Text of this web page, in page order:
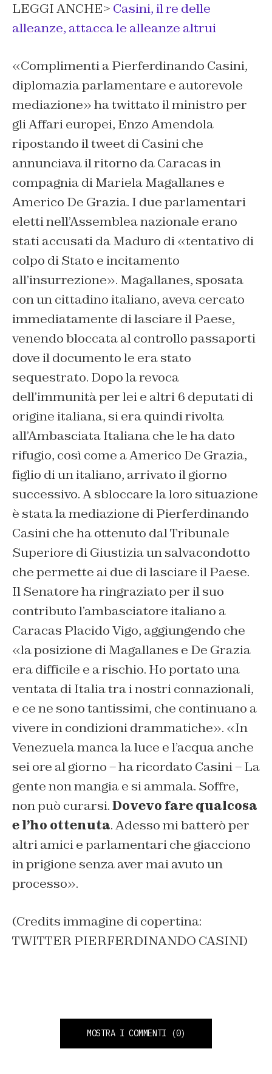
LEGGI ANCHE> Casini, il re delle
alleanze, attacca le alleanze altrui
«Complimenti a Pierferdinando Casini,
diplomazia parlamentare e autorevole
mediazione» ha twittato il ministro per
gli Affari europei, Enzo Amendola
ripostando il tweet di Casini che
annunciava il ritorno da Caracas in
compagnia di Mariela Magallanes e
Americo De Grazia. I due parlamentari
eletti nell’Assemblea nazionale erano
stati accusati da Maduro di «tentativo di
colpo di Stato e incitamento
all’insurrezione». Magallanes, sposata
con un cittadino italiano, aveva cercato
immediatamente di lasciare il Paese,
venendo bloccata al controllo passaporti
dove il documento le era stato
sequestrato. Dopo la revoca
dell’immunità per lei e altri 6 deputati di
origine italiana, si era quindi rivolta
all’Ambasciata Italiana che le ha dato
rifugio, così come a Americo De Grazia,
figlio di un italiano, arrivato il giorno
successivo. A sbloccare la loro situazione
è stata la mediazione di Pierferdinando
Casini che ha ottenuto dal Tribunale
Superiore di Giustizia un salvacondotto
che permette ai due di lasciare il Paese.
Il Senatore ha ringraziato per il suo
contributo l’ambasciatore italiano a
Caracas Placido Vigo, aggiungendo che
«la posizione di Magallanes e De Grazia
era difficile e a rischio. Ho portato una
ventata di Italia tra i nostri connazionali,
e ce ne sono tantissimi, che continuano a
vivere in condizioni drammatiche». «In
Venezuela manca la luce e l’acqua anche
sei ore al giorno – ha ricordato Casini – La
gente non mangia e si ammala. Soffre,
non può curarsi.Dovevo fare qualcosa
e l’ho ottenuta. Adesso mi batterò per
altri amici e parlamentari che giacciono
in prigione senza aver mai avuto un
processo».
(Credits immagine di copertina:
TWITTER PIERFERDINANDO CASINI)
MOSTRA I COMMENTI (0)